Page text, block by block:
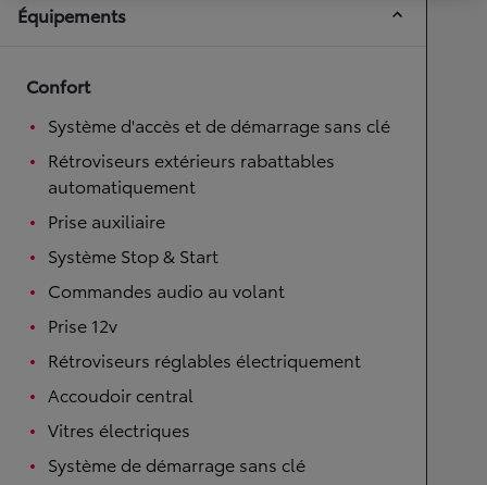
Équipements
Confort
Système d'accès et de démarrage sans clé
Rétroviseurs extérieurs rabattables
automatiquement
Prise auxiliaire
Système Stop & Start
Commandes audio au volant
Prise 12v
Rétroviseurs réglables électriquement
Accoudoir central
Vitres électriques
Système de démarrage sans clé